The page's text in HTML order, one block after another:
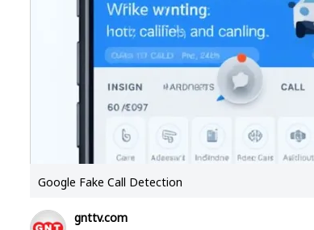
Google Fake Call Detection
gnttv.com